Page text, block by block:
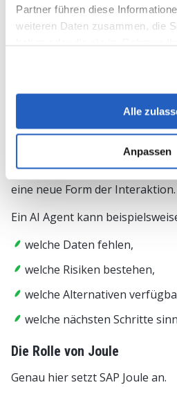
Partner führen diese
weiteren Daten zusammen, die
Alle
Anpassen
Kontext verstehen
Handlungsmöglichkeiten
Empfehlungen erstellen
Prozessschritte koordinieren
Erst durch diese Fähigkeiten
eine neue Form der Interaktion.
Ein AI Agent kann
welche Daten fehlen,
welche Risiken bestehen,
welche Alternativen
welche nächsten Schritte
Die Rolle von Joule
Genau hier setzt SAP Joule an.